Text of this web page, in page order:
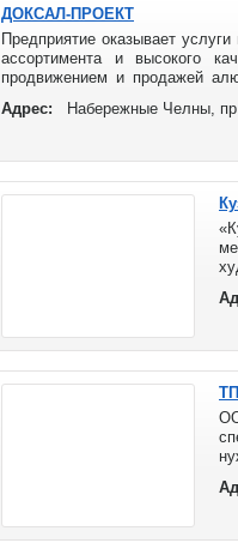
ДОКСАЛ-ПРОЕКТ
Предприятие оказывает
ассортимента и высокого
продвижением и продажей
Адрес: Набережные Челны,